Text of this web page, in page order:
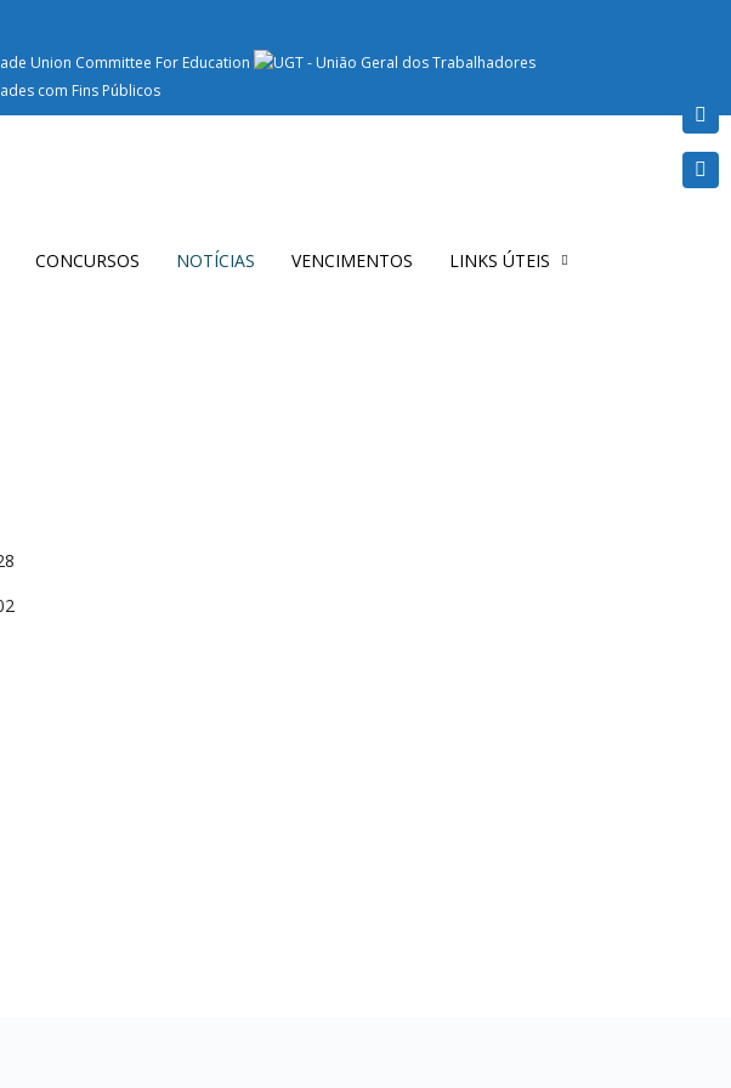
CONCURSOS NOTÍCIAS VENCIMENTOS LINKS ÚTEIS